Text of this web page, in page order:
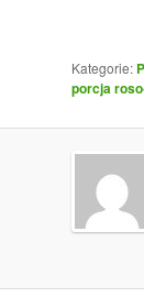
Kategorie:
porcja